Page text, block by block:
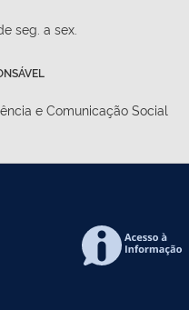
seg. a sex.
e Comunicação Social